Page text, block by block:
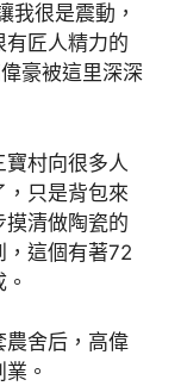
我很是震動，
匠人精力的
豪被這里深深
村向很多人
，只是背包來
摸清做陶瓷的
，這個有著72
農舍后，高偉
。